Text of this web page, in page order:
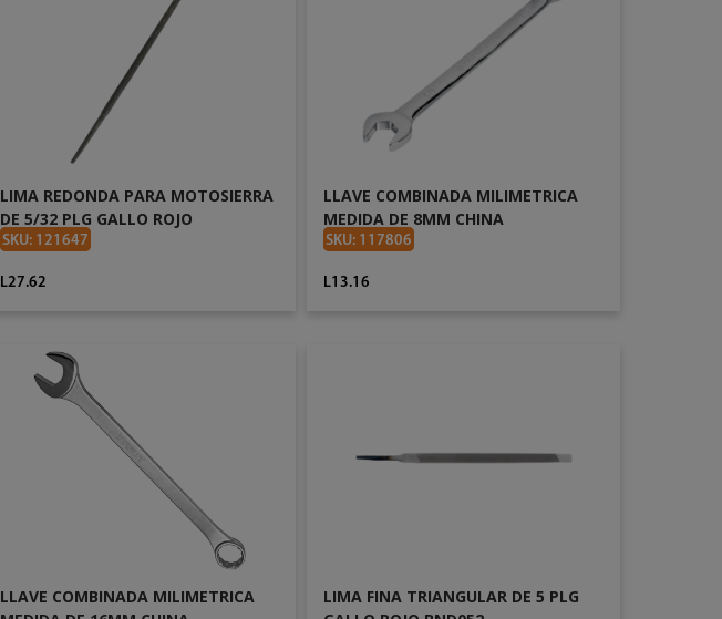
LIMA REDONDA PARA MOTOSIERRA
DE 5/32 PLG GALLO ROJO
SKU: 121647
L27.62
LLAVE COMBINADA MILIMETRICA
MEDIDA DE 8MM CHINA
SKU: 117806
L13.16
LLAVE COMBINADA MILIMETRICA
LIMA FINA TRIANGULAR DE 5 PLG